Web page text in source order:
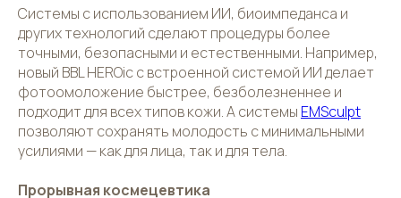
Системы с использованием ИИ, биоимпеданса и
других технологий сделают процедуры более
точными, безопасными и естественными. Например,
новый BBL HEROic с встроенной системой ИИ делает
фотоомоложение быстрее, безболезненнее и
подходит для всех типов кожи. А системы EMSculpt
позволяют сохранять молодость с минимальными
усилиями — как для лица, так и для тела.
Прорывная космецевтика